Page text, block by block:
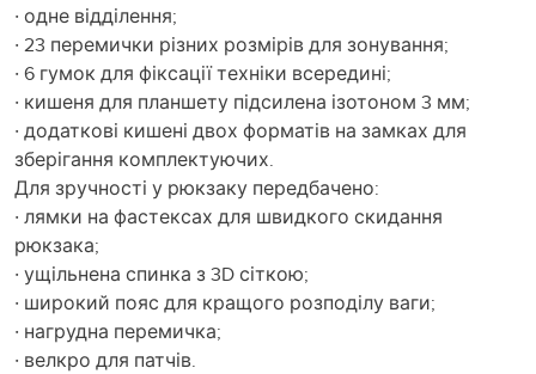
· одне відділення;
· 23 перемички різних розмірів для зонування;
· 6 гумок для фіксації техніки всередині;
· кишеня для планшету підсилена ізотоном 3 мм;
· додаткові кишені двох форматів на замках для
зберігання комплектуючих.
Для зручності у рюкзаку передбачено:
· лямки на фастексах для швидкого скидання
рюкзака;
· ущільнена спинка з 3D сіткою;
· широкий пояс для кращого розподілу ваги;
· нагрудна перемичка;
· велкро для патчів.